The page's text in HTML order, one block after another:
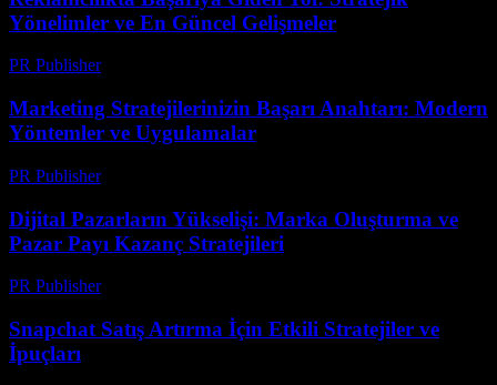
Yönelimler ve En Güncel Gelişmeler
PR Publisher-
Marketing Stratejilerinizin Başarı Anahtarı: Modern
Yöntemler ve Uygulamalar
PR Publisher-
Dijital Pazarların Yükselişi: Marka Oluşturma ve
Pazar Payı Kazanç Stratejileri
PR Publisher-
Snapchat Satış Artırma İçin Etkili Stratejiler ve
İpuçları